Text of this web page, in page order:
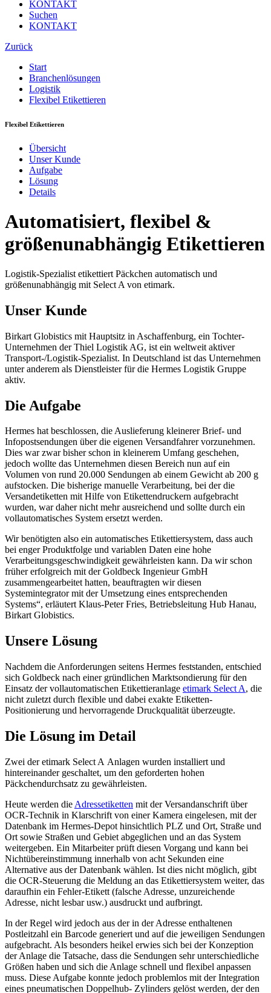
KONTAKT
Suchen
KONTAKT
Zurück
Start
Branchenlösungen
Logistik
Flexibel Etikettieren
Flexibel Etikettieren
Übersicht
Unser Kunde
Aufgabe
Lösung
Details
Automatisiert, flexibel &
größenunabhängig Etikettieren
Logistik-Spezialist etikettiert Päckchen automatisch und
größenunabhängig mit Select A von etimark.
Unser Kunde
Birkart Globistics mit Hauptsitz in Aschaffenburg, ein Tochter-
Unternehmen der Thiel Logistik AG, ist ein weltweit aktiver
Transport-/Logistik-Spezialist. In Deutschland ist das Unternehmen
unter anderem als Dienstleister für die Hermes Logistik Gruppe
aktiv.
Die Aufgabe
Hermes hat beschlossen, die Auslieferung kleinerer Brief- und
Infopostsendungen über die eigenen Versandfahrer vorzunehmen.
Dies war zwar bisher schon in kleinerem Umfang geschehen,
jedoch wollte das Unternehmen diesen Bereich nun auf ein
Volumen von rund 20.000 Sendungen ab einem Gewicht ab 200 g
aufstocken. Die bisherige manuelle Verarbeitung, bei der die
Versandetiketten mit Hilfe von Etikettendruckern aufgebracht
wurden, war daher nicht mehr ausreichend und sollte durch ein
vollautomatisches System ersetzt werden.
Wir benötigten also ein automatisches Etikettiersystem, dass auch
bei enger Produktfolge und variablen Daten eine hohe
Verarbeitungsgeschwindigkeit gewährleisten kann. Da wir schon
früher erfolgreich mit der Goldbeck Ingenieur GmbH
zusammengearbeitet hatten, beauftragten wir diesen
Systemintegrator mit der Umsetzung eines entsprechenden
Systems“, erläutert Klaus-Peter Fries, Betriebsleitung Hub Hanau,
Birkart Globistics.
Unsere Lösung
Nachdem die Anforderungen seitens Hermes feststanden, entschied
sich Goldbeck nach einer gründlichen Marktsondierung für den
Einsatz der vollautomatischen Etikettieranlage etimark Select A, die
nicht zuletzt durch flexible und dabei exakte Etiketten-
Positionierung und hervorragende Druckqualität überzeugte.
Die Lösung im Detail
Zwei der etimark Select A Anlagen wurden installiert und
hintereinander geschaltet, um den geforderten hohen
Päckchendurchsatz zu gewährleisten.
Heute werden die Adressetiketten mit der Versandanschrift über
OCR-Technik in Klarschrift von einer Kamera eingelesen, mit der
Datenbank im Hermes-Depot hinsichtlich PLZ und Ort, Straße und
Ort sowie Straßen und Gebiet abgeglichen und an das System
weitergeben. Ein Mitarbeiter prüft diesen Vorgang und kann bei
Nichtübereinstimmung innerhalb von acht Sekunden eine
Alternative aus der Datenbank wählen. Ist dies nicht möglich, gibt
die OCR-Steuerung die Meldung an das Etikettiersystem weiter, das
daraufhin ein Fehler-Etikett (falsche Adresse, unzureichende
Adresse, nicht lesbar usw.) ausdruckt und aufbringt.
In der Regel wird jedoch aus der in der Adresse enthaltenen
Postleitzahl ein Barcode generiert und auf die jeweiligen Sendungen
aufgebracht. Als besonders heikel erwies sich bei der Konzeption
der Anlage die Tatsache, dass die Sendungen sehr unterschiedliche
Größen haben und sich die Anlage schnell und flexibel anpassen
muss. Diese Aufgabe konnte jedoch problemlos mit der Integration
eines pneumatischen Doppelhub- Zylinders gelöst werden, der den